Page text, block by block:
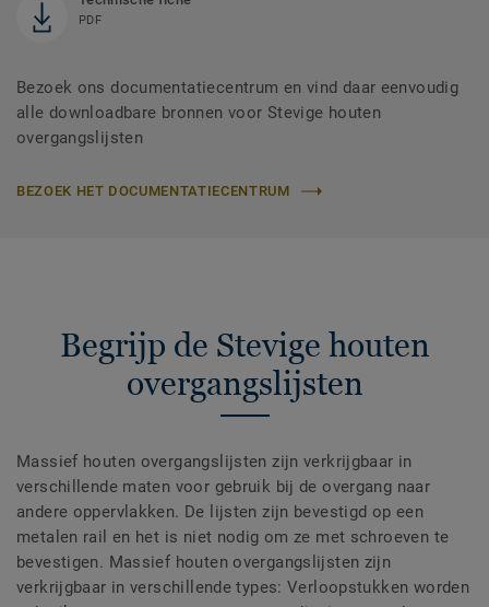
PDF
Bezoek ons documentatiecentrum en vind daar eenvoudig
alle downloadbare bronnen voor Stevige houten
overgangslijsten
BEZOEK HET DOCUMENTATIECENTRUM
Begrijp de Stevige houten
overgangslijsten
Massief houten overgangslijsten zijn verkrijgbaar in
verschillende maten voor gebruik bij de overgang naar
andere oppervlakken. De lijsten zijn bevestigd op een
metalen rail en het is niet nodig om ze met schroeven te
bevestigen. Massief houten overgangslijsten zijn
verkrijgbaar in verschillende types: Verloopstukken worden